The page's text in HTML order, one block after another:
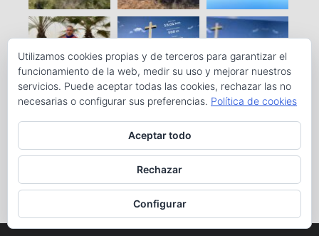
Utilizamos cookies propias y de terceros para garantizar el
funcionamiento de la web, medir su uso y mejorar nuestros
servicios. Puede aceptar todas las cookies, rechazar las no
necesarias o configurar sus preferencias. Política de cookies
Aceptar todo
Rechazar
Configurar